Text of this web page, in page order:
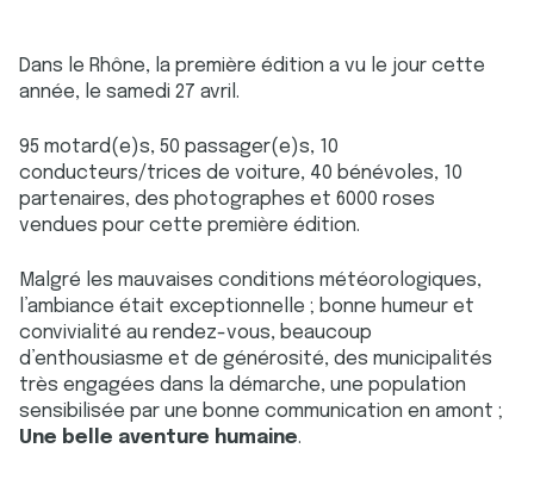
Dans le Rhône, la première édition a vu le jour cette
année, le samedi 27 avril.
95 motard(e)s, 50 passager(e)s, 10
conducteurs/trices de voiture, 40 bénévoles, 10
partenaires, des photographes et 6000 roses
vendues pour cette première édition.
Malgré les mauvaises conditions météorologiques,
l’ambiance était exceptionnelle ; bonne humeur et
convivialité au rendez-vous, beaucoup
d’enthousiasme et de générosité, des municipalités
très engagées dans la démarche, une population
sensibilisée par une bonne communication en amont ;
Une belle aventure humaine.